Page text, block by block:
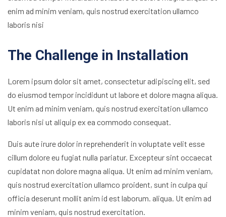
enim ad minim veniam, quis nostrud exercitation ullamco
laboris nisi
The Challenge in Installation
Lorem ipsum dolor sit amet, consectetur adipiscing elit, sed
do eiusmod tempor incididunt ut labore et dolore magna aliqua.
Ut enim ad minim veniam, quis nostrud exercitation ullamco
laboris nisi ut aliquip ex ea commodo consequat.
Duis aute irure dolor in reprehenderit in voluptate velit esse
cillum dolore eu fugiat nulla pariatur. Excepteur sint occaecat
cupidatat non dolore magna aliqua. Ut enim ad minim veniam,
quis nostrud exercitation ullamco proident, sunt in culpa qui
officia deserunt mollit anim id est laborum. aliqua. Ut enim ad
minim veniam, quis nostrud exercitation.